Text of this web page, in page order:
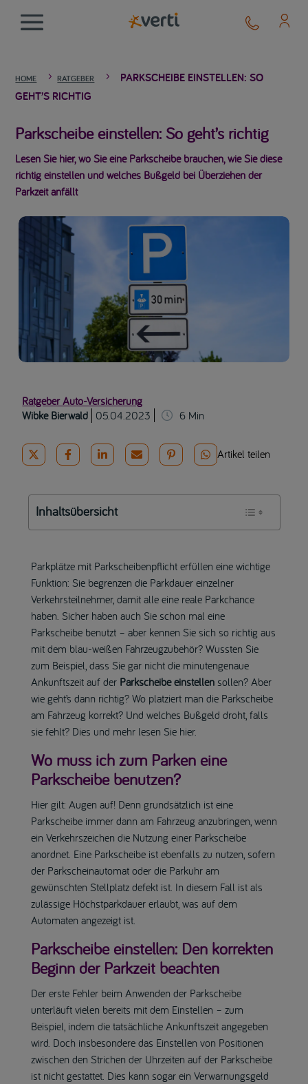
HOME 5 RATGEBER 5
PARKSCHEIBE EINSTELLEN: SO
GEHT’S RICHTIG
Parkscheibe einstellen: So geht’s richtig
Lesen Sie hier, wo Sie eine Parkscheibe brauchen, wie Sie diese
richtig einstellen und welches Bußgeld bei Überziehen der
Parkzeit anfällt
Ratgeber Auto-Versicherung
Wibke Bierwald 05.04.2023 6 Min
Artikel teilen
Inhaltsübersicht
Parkplätze mit Parkscheibenpflicht erfüllen eine wichtige
Funktion: Sie begrenzen die Parkdauer einzelner
Verkehrsteilnehmer, damit alle eine reale Parkchance
haben. Sicher haben auch Sie schon mal eine
Parkscheibe benutzt – aber kennen Sie sich so richtig aus
mit dem blau-weißen Fahrzeugzubehör? Wussten Sie
zum Beispiel, dass Sie gar nicht die minutengenaue
Ankunftszeit auf der Parkscheibe einstellensollen? Aber
wie geht’s dann richtig? Wo platziert man die Parkscheibe
am Fahrzeug korrekt? Und welches Bußgeld droht, falls
sie fehlt? Dies und mehr lesen Sie hier.
Wo muss ich zum Parken eine
Parkscheibe benutzen?
Hier gilt: Augen auf! Denn grundsätzlich ist eine
Parkscheibe immer dann am Fahrzeug anzubringen, wenn
ein Verkehrszeichen die Nutzung einer Parkscheibe
anordnet. Eine Parkscheibe ist ebenfalls zu nutzen, sofern
der Parkscheinautomat oder die Parkuhr am
gewünschten Stellplatz defekt ist. In diesem Fall ist als
zulässige Höchstparkdauer erlaubt, was auf dem
Automaten angezeigt ist.
Parkscheibe einstellen: Den korrekten
Beginn der Parkzeit beachten
Der erste Fehler beim Anwenden der Parkscheibe
unterläuft vielen bereits mit dem Einstellen – zum
Beispiel, indem die tatsächliche Ankunftszeit angegeben
wird. Doch insbesondere das Einstellen von Positionen
zwischen den Strichen der Uhrzeiten auf der Parkscheibe
ist nicht gestattet. Dies kann sogar ein Verwarnungsgeld